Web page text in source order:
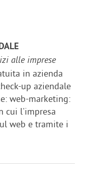
alle imprese
in azienda
up aziendale
web-marketing:
cui l'impresa
web e tramite i